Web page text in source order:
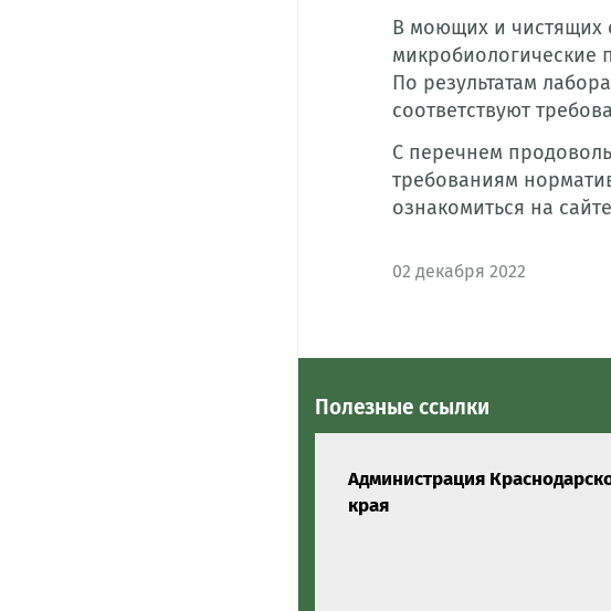
В моющих и чистящих
микробиологические
По результатам
соответствуют
С перечнем
требованиям
ознакомиться на
02 декабря 2022
Полезные ссылки
Администрация
края